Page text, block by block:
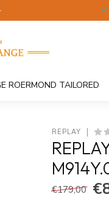
ROERMOND TAILORED
REPLAY
€179,00